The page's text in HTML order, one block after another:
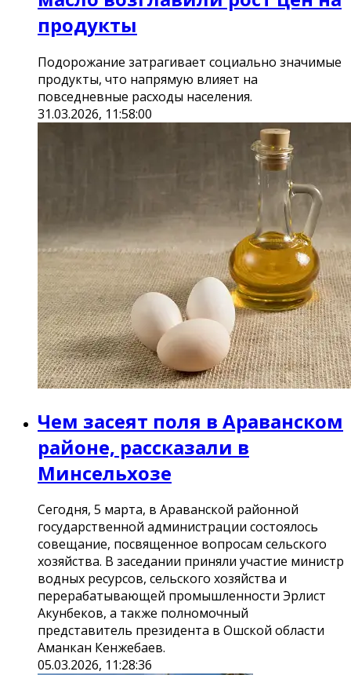
продукты
Подорожание затрагивает социально значимые
продукты, что напрямую влияет на
повседневные расходы населения.
31.03.2026, 11:58:00
Чем засеят поля в Араванском
районе, рассказали в
Минсельхозе
Сегодня, 5 марта, в Араванской районной
государственной администрации состоялось
совещание, посвященное вопросам сельского
хозяйства. В заседании приняли участие министр
водных ресурсов, сельского хозяйства и
перерабатывающей промышленности Эрлист
Акунбеков, а также полномочный
представитель президента в Ошской области
Аманкан Кенжебаев.
05.03.2026, 11:28:36